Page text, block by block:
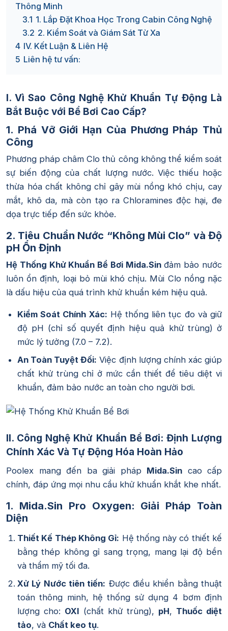
Thông Minh
3.1 1. Lắp Đặt Khoa Học Trong Cabin Công Nghệ
3.2 2. Kiểm Soát và Giám Sát Từ Xa
4 IV. Kết Luận & Liên Hệ
5 Liên hệ tư vấn:
I. Vì Sao Công Nghệ Khử Khuẩn Tự Động Là
Bắt Buộc với Bể Bơi Cao Cấp?
1. Phá Vỡ Giới Hạn Của Phương Pháp Thủ
Công
Phương pháp châm Clo thủ công không thể kiểm soát
sự biến động của chất lượng nước. Việc thiếu hoặc
thừa hóa chất không chỉ gây mùi nồng khó chịu, cay
mắt, khô da, mà còn tạo ra Chloramines độc hại, đe
dọa trực tiếp đến sức khỏe.
2. Tiêu Chuẩn Nước “Không Mùi Clo” và Độ
pH Ổn Định
Hệ Thống Khử Khuẩn Bể Bơi Mida.Sinđảm bảo nước
luôn ổn định, loại bỏ mùi khó chịu. Mùi Clo nồng nặc
là dấu hiệu của quá trình khử khuẩn kém hiệu quả.
Kiểm Soát Chính Xác: Hệ thống liên tục đo và giữ
độ pH (chỉ số quyết định hiệu quả khử trùng) ở
mức lý tưởng (7.0 – 7.2).
An Toàn Tuyệt Đối: Việc định lượng chính xác giúp
chất khử trùng chỉ ở mức cần thiết để tiêu diệt vi
khuẩn, đảm bảo nước an toàn cho người bơi.
II. Công Nghệ Khử Khuẩn Bể Bơi: Định Lượng
Chính Xác Và Tự Động Hóa Hoàn Hảo
Poolex mang đến ba giải pháp Mida.Sin cao cấp
chính, đáp ứng mọi nhu cầu khử khuẩn khắt khe nhất.
1. Mida.Sin Pro Oxygen: Giải Pháp Toàn
Diện
Thiết Kế Thép Không Gỉ: Hệ thống này có thiết kế
bằng thép không gỉ sang trọng, mang lại độ bền
và thẩm mỹ tối đa.
Xử Lý Nước tiên tiến: Được điều khiển bằng thuật
toán thông minh, hệ thống sử dụng 4 bơm định
lượng cho: OXI (chất khử trùng), pH, Thuốc diệt
tảo, và Chất keo tụ.